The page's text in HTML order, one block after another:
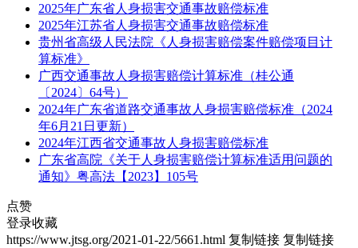
2025年广东省人身损害交通事故赔偿标准
2025年江苏省人身损害交通事故赔偿标准
贵州省高级人民法院《人身损害赔偿案件赔偿项目计
算标准》
广西交通事故人身损害赔偿计算标准（桂公通
〔2024〕64号）
2024年广东省道路交通事故人身损害赔偿标准（2024
年6月21日更新）
2024年江西省交通事故人身损害赔偿标准
广东省高院《关于人身损害赔偿计算标准适用问题的
通知》粤高法【2023】105号
点赞
登录收藏
https://www.jtsg.org/2021-01-22/5661.html 复制链接 复制链接